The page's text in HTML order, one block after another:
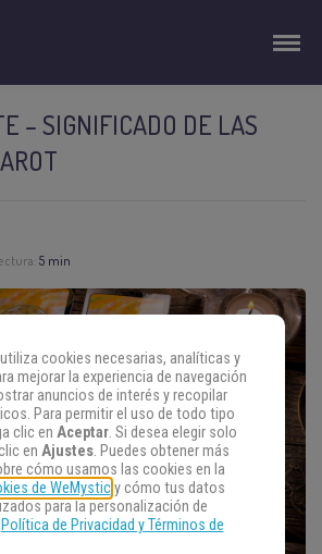
– SIGNIFICADO DE LAS
5 min
cookies necesarias, analíticas y
mejorar la experiencia de navegación
anuncios de interés y recopilar
Para permitir el uso de todo tipo
clic en Aceptar. Si desea elegir solo
en Ajustes. Puedes obtener más
cómo usamos las cookies en la
de WeMysticy cómo tus datos
para la personalización de
Política de Privacidad y Términos de